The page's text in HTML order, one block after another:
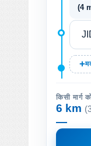
(4
किसी मार्ग
6 km
—